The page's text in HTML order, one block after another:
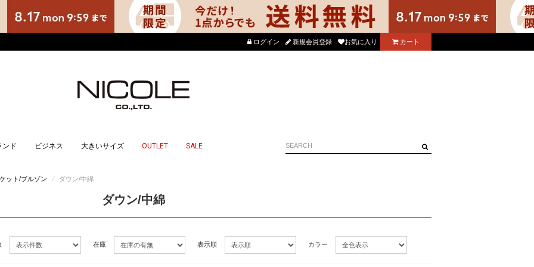
店舗でもポイントが貯まる使えるニコル公式アプリをダウンロード！
ログイン 新規会員登録 お気に入り カート
ンド ビジネス 大きいサイズ OUTLET SALE
ット/ブルゾン ⁄ ダウン/中綿
ダウン/中綿
在庫 表示順 カラー